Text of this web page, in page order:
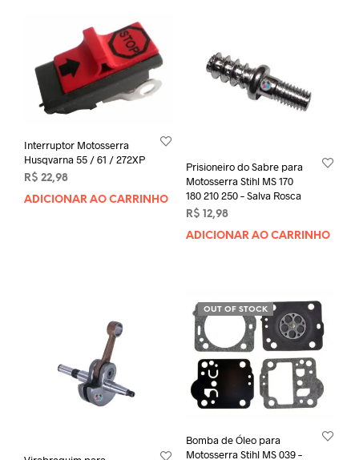
Interruptor Motosserra
Husqvarna 55 / 61 / 272XP
R$ 22,98
ADICIONAR AO CARRINHO
Prisioneiro do Sabre para
Motosserra Stihl MS 170
180 210 250 – Salva Rosca
R$ 12,98
ADICIONAR AO CARRINHO
OUT OF STOCK
Bomba de Óleo para
Motosserra Stihl MS 039 –